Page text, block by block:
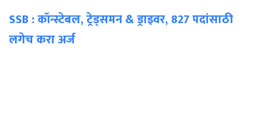
SSB : कॉन्स्टेबल, ट्रेड्समन & ड्राइवर, 827 पदांसाठी
लगेच करा अर्ज